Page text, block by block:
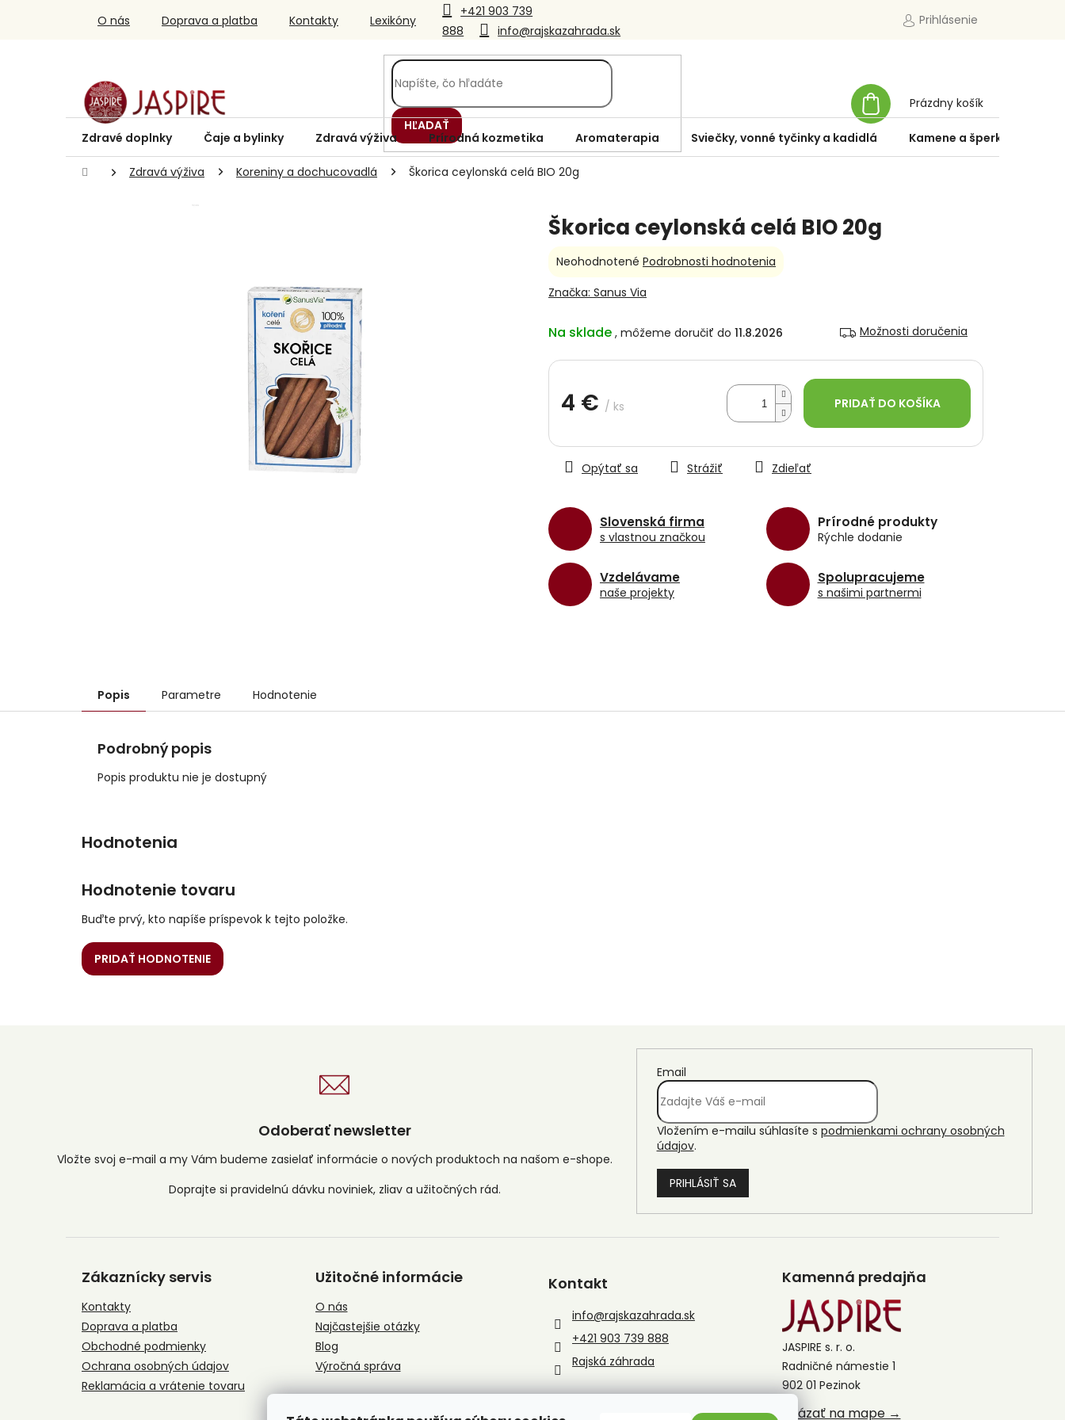
+421 903 739
888
info@rajskazahrada.sk
O nás Doprava a platba Kontakty Lexikóny Prihlásenie
HĽADAŤ
KOŠÍK
Prázdny košík
Zdravé doplnky Čaje a bylinky Zdravá výživa Prírodná kozmetika Aromaterapia Sviečky, vonné tyčinky a kadidlá Kamene a šperky
DomovZdravá výživa Koreniny a dochucovadlá Škorica ceylonská celá BIO 20g
Škorica ceylonská celá BIO 20g
Na sklade 11.8.2026 Možnosti doručenia
4 € / ks
cena:
PRIDAŤ DO KOŠÍKA
Slovenská firma
s vlastnou značkou
Prírodné produkty
Rýchle dodanie
Vzdelávame
naše projekty
Spolupracujeme
s našimi partnermi
Opýtať sa Strážiť Zdieľať
Priemerné
produktu
z
hviezdičiek.
Neohodnotené Podrobnosti hodnotenia
Značka: Sanus Via
Popis Parametre Hodnotenie
Podrobný popis
Popis produktu nie je dostupný
Hodnotenie tovaru
Buďte prvý, kto napíše príspevok k tejto položke.
PRIDAŤ HODNOTENIE
Odoberať newsletter
Vložte svoj e-mail a my Vám budeme zasielať informácie o nových produktoch na našom e-shope.
Email
Vložením e-mailu súhlasíte s podmienkami ochrany osobných
údajov.
PRIHLÁSIŤ SA
Zákaznícky servis
Kontakty
Doprava a platba
Obchodné podmienky
Ochrana osobných údajov
Reklamácia a vrátenie tovaru
Užitočné informácie
O nás
Najčastejšie otázky
Blog
Výročná správa
Kontakt
info@rajskazahrada.sk
+421 903 739 888
Rajská záhrada
Kamenná predajňa
JASPIRE s. r. o.
Radničné námestie 1
902 01 Pezinok
Ukázať na mape →